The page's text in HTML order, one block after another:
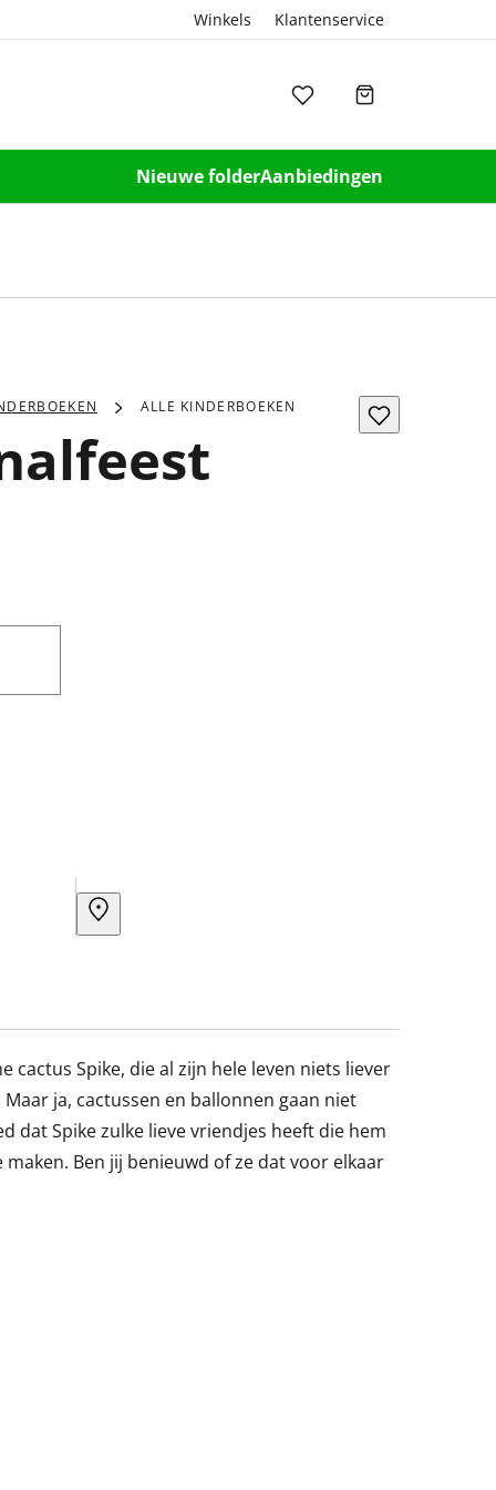
Winkels Klantenservice
Nieuwe folderAanbiedingen
ALLE KINDERBOEKEN
cactus Spike, die al zijn hele leven niets liever
ja, cactussen en ballonnen gaan niet
dat Spike zulke lieve vriendjes heeft die hem
Ben jij benieuwd of ze dat voor elkaar